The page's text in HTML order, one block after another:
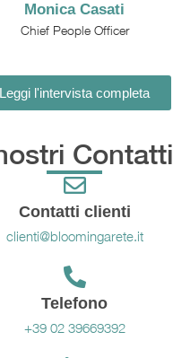
Monica Casati
Chief People Officer
Leggi l'intervista completa
Contatti
Contatti clienti
clienti@bloomingarete.it
Telefono
+39 02 39669392